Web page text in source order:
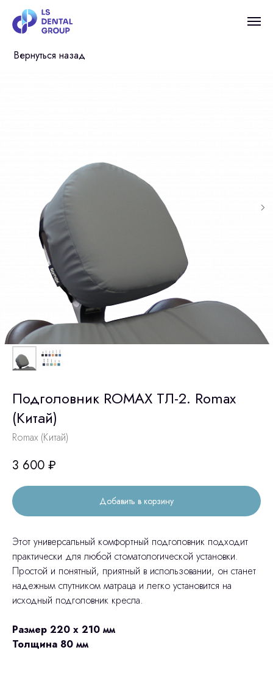
Вернуться назад
Подголовник ROMAX ТЛ-2. Romax
(Китай)
Romax (Китай)
3 600 ₽
Добавить в корзину
Этот универсальный комфортный подголовник подходит
практически для любой стоматологической установки.
Простой и понятный, приятный в использовании, он станет
надежным спутником матраца и легко установится на
исходный подголовник кресла.
Размер 220 х 210 мм
Толщина 80 мм